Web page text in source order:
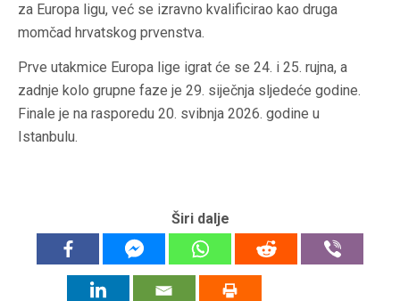
za Europa ligu, već se izravno kvalificirao kao druga
momčad hrvatskog prvenstva.
Prve utakmice Europa lige igrat će se 24. i 25. rujna, a
zadnje kolo grupne faze je 29. siječnja sljedeće godine.
Finale je na rasporedu 20. svibnja 2026. godine u
Istanbulu.
Širi dalje